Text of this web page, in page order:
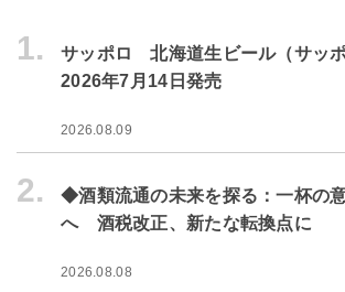
1.
サッポロ 北海道生ビール（サッポ
2026年7月14日発売
2026.08.09
2.
◆酒類流通の未来を探る：一杯の
へ 酒税改正、新たな転換点に
2026.08.08